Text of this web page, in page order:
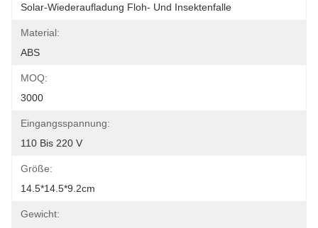
Solar-Wiederaufladung Floh- Und Insektenfalle
Material:
ABS
MOQ:
3000
Eingangsspannung:
110 Bis 220 V
Größe:
14.5*14.5*9.2cm
Gewicht: